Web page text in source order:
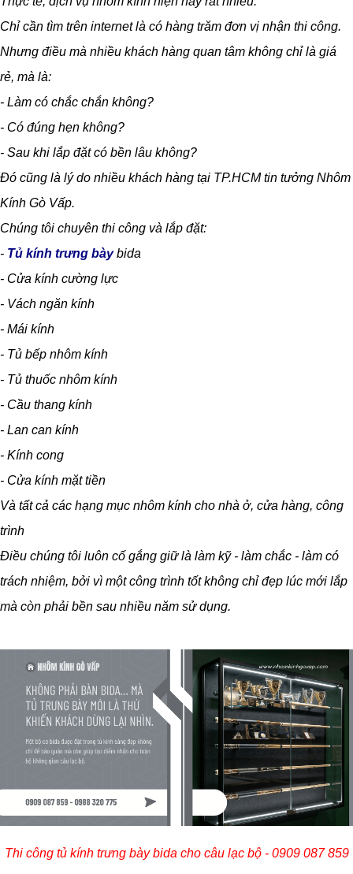
Chỉ cần tìm trên internet là có hàng trăm đơn vị nhận thi công.
Nhưng điều mà nhiều khách hàng quan tâm không chỉ là giá
rẻ, mà là:
- Làm có chắc chắn không?
- Có đúng hẹn không?
- Sau khi lắp đặt có bền lâu không?
Đó cũng là lý do nhiều khách hàng tại TP.HCM tin tưởng Nhôm
Kính Gò Vấp.
Chúng tôi chuyên thi công và lắp đặt:
- Tủ kính trưng bày bida
- Cửa kính cường lực
- Vách ngăn kính
- Mái kính
- Tủ bếp nhôm kính
- Tủ thuốc nhôm kính
- Cầu thang kính
- Lan can kính
- Kính cong
- Cửa kính mặt tiền
Và tất cả các hạng mục nhôm kính cho nhà ở, cửa hàng, công
trình
Điều chúng tôi luôn cố gắng giữ là làm kỹ - làm chắc - làm có
trách nhiệm, bởi vì một công trình tốt không chỉ đẹp lúc mới lắp
mà còn phải bền sau nhiều năm sử dụng.
Thi công tủ kính trưng bày bida cho câu lạc bộ - 0909 087 859